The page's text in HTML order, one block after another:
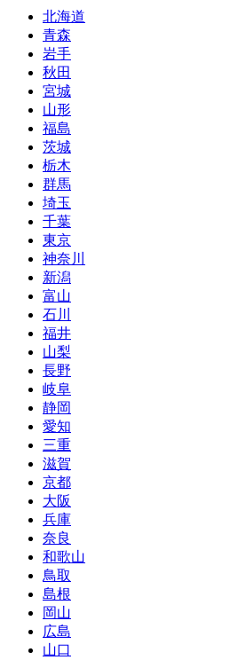
北海道
青森
岩手
秋田
宮城
山形
福島
茨城
栃木
群馬
埼玉
千葉
東京
神奈川
新潟
富山
石川
福井
山梨
長野
岐阜
静岡
愛知
三重
滋賀
京都
大阪
兵庫
奈良
和歌山
鳥取
島根
岡山
広島
山口